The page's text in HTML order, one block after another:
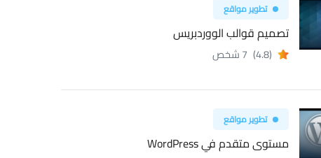
تطوير مواقع
تصميم قوالب الووردبريس
(4.8) 7 شخص
تطوير مواقع
مستوى متقدم في WordPress